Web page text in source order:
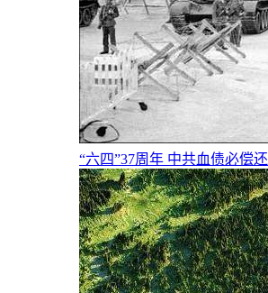
“六四”37周年 中共血债必偿还